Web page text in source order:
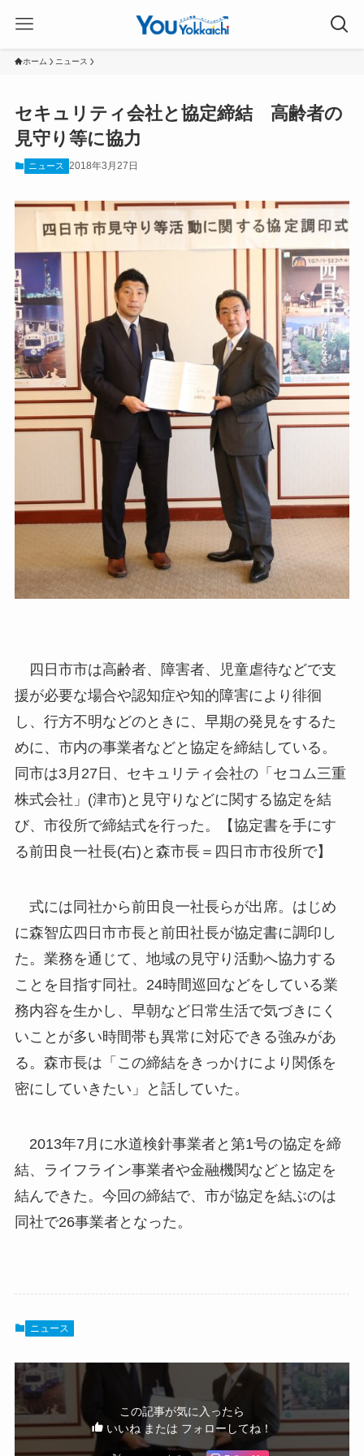
ホーム ニュース
セキュリティ会社と協定締結 高齢者の
見守り等に協力
ニュース 2018年3月27日
四日市市は高齢者、障害者、児童虐待などで支
援が必要な場合や認知症や知的障害により徘徊
し、行方不明などのときに、早期の発見をするた
めに、市内の事業者などと協定を締結している。
同市は3月27日、セキュリティ会社の「セコム三重
株式会社」(津市)と見守りなどに関する協定を結
び、市役所で締結式を行った。【協定書を手にす
る前田良一社長(右)と森市長＝四日市市役所で】
式には同社から前田良一社長らが出席。はじめ
に森智広四日市市長と前田社長が協定書に調印し
た。業務を通じて、地域の見守り活動へ協力する
ことを目指す同社。24時間巡回などをしている業
務内容を生かし、早朝など日常生活で気づきにく
いことが多い時間帯も異常に対応できる強みがあ
る。森市長は「この締結をきっかけにより関係を
密にしていきたい」と話していた。
2013年7月に水道検針事業者と第1号の協定を締
結、ライフライン事業者や金融機関などと協定を
結んできた。今回の締結で、市が協定を結ぶのは
同社で26事業者となった。
ニュース
この記事が気に入ったら
いいね または フォローしてね！